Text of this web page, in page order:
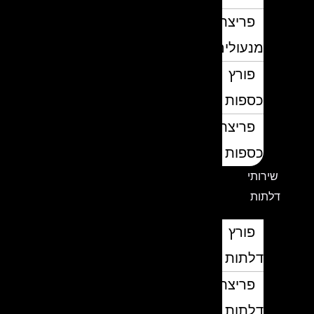
פריצת
מנעולים
פורץ
כספות
פריצת
כספות
שירותי
דלתות
פורץ
דלתות
פריצת
דלתות